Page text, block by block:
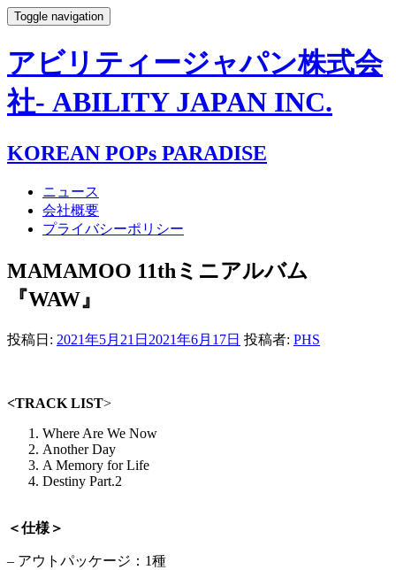
Toggle navigation
アビリティージャパン株式会
社- ABILITY JAPAN INC.
KOREAN POPs PARADISE
ニュース
会社概要
プライバシーポリシー
MAMAMOO 11thミニアルバム
『WAW』
投稿日: 2021年5月21日 2021年6月17日 投稿者: PHS
<TRACK LIST>
Where Are We Now
Another Day
A Memory for Life
Destiny Part.2
＜仕様＞
– アウトパッケージ：1種